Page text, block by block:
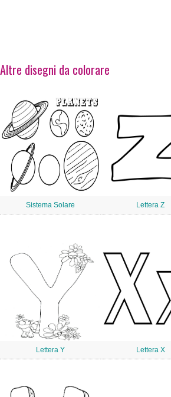
Altre disegni da colorare
Sistema Solare Lettera Z
Lettera Y Lettera X